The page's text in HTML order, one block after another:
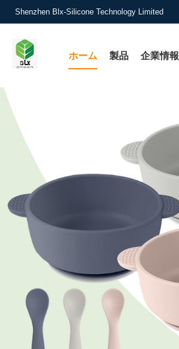
Shenzhen Blx-Silicone Technology Limited
ホーム 製品 企業情報